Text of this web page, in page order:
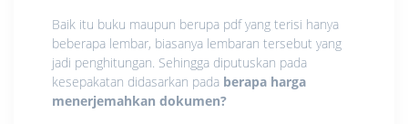
Baik itu buku maupun berupa pdf yang terisi hanya
beberapa lembar, biasanya lembaran tersebut yang
jadi penghitungan. Sehingga diputuskan pada
kesepakatan didasarkan pada berapa harga
menerjemahkan dokumen?